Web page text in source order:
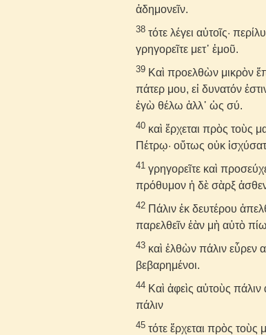
ἀδημονεῖν.
38 τότε λέγει αὐτοῖς·
γρηγορεῖτε μετ᾽ ἐμοῦ.
39 Καὶ προελθὼν μικρὸν
πάτερ μου, εἰ δυνατόν
ἐγὼ θέλω ἀλλ᾽ ὡς σύ.
40 καὶ ἔρχεται πρὸς τοὺς
Πέτρῳ· οὕτως οὐκ
41 γρηγορεῖτε καὶ
πρόθυμον ἡ δὲ σὰρξ
42 Πάλιν ἐκ δευτέρου
παρελθεῖν ἐὰν μὴ αὐτὸ
43 καὶ ἐλθὼν πάλιν εὗρεν
βεβαρημένοι.
44 Καὶ ἀφεὶς αὐτοὺς
πάλιν
45 τότε ἔρχεται πρὸς τοὺς